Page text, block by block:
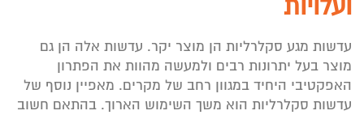
ועלויות
עדשות מגע סקלרליות הן מוצר יקר. עדשות אלה הן גם
מוצר בעל יתרונות רבים ולמעשה מהוות את הפתרון
האפקטיבי היחיד במגוון רחב של מקרים. מאפיין נוסף של
עדשות סקלרליות הוא משך השימוש הארוך. בהתאם חשוב